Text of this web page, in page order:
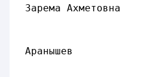
Зарема Ахметовна
женского
к.п.н.,
Аранышев